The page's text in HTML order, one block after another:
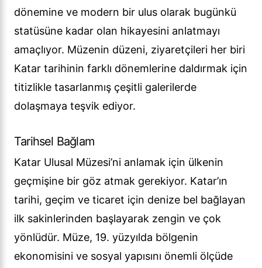
dönemine ve modern bir ulus olarak bugünkü
statüsüne kadar olan hikayesini anlatmayı
amaçlıyor. Müzenin düzeni, ziyaretçileri her biri
Katar tarihinin farklı dönemlerine daldırmak için
titizlikle tasarlanmış çeşitli galerilerde
dolaşmaya teşvik ediyor.
Tarihsel Bağlam
Katar Ulusal Müzesi’ni anlamak için ülkenin
geçmişine bir göz atmak gerekiyor. Katar’ın
tarihi, geçim ve ticaret için denize bel bağlayan
ilk sakinlerinden başlayarak zengin ve çok
yönlüdür. Müze, 19. yüzyılda bölgenin
ekonomisini ve sosyal yapısını önemli ölçüde